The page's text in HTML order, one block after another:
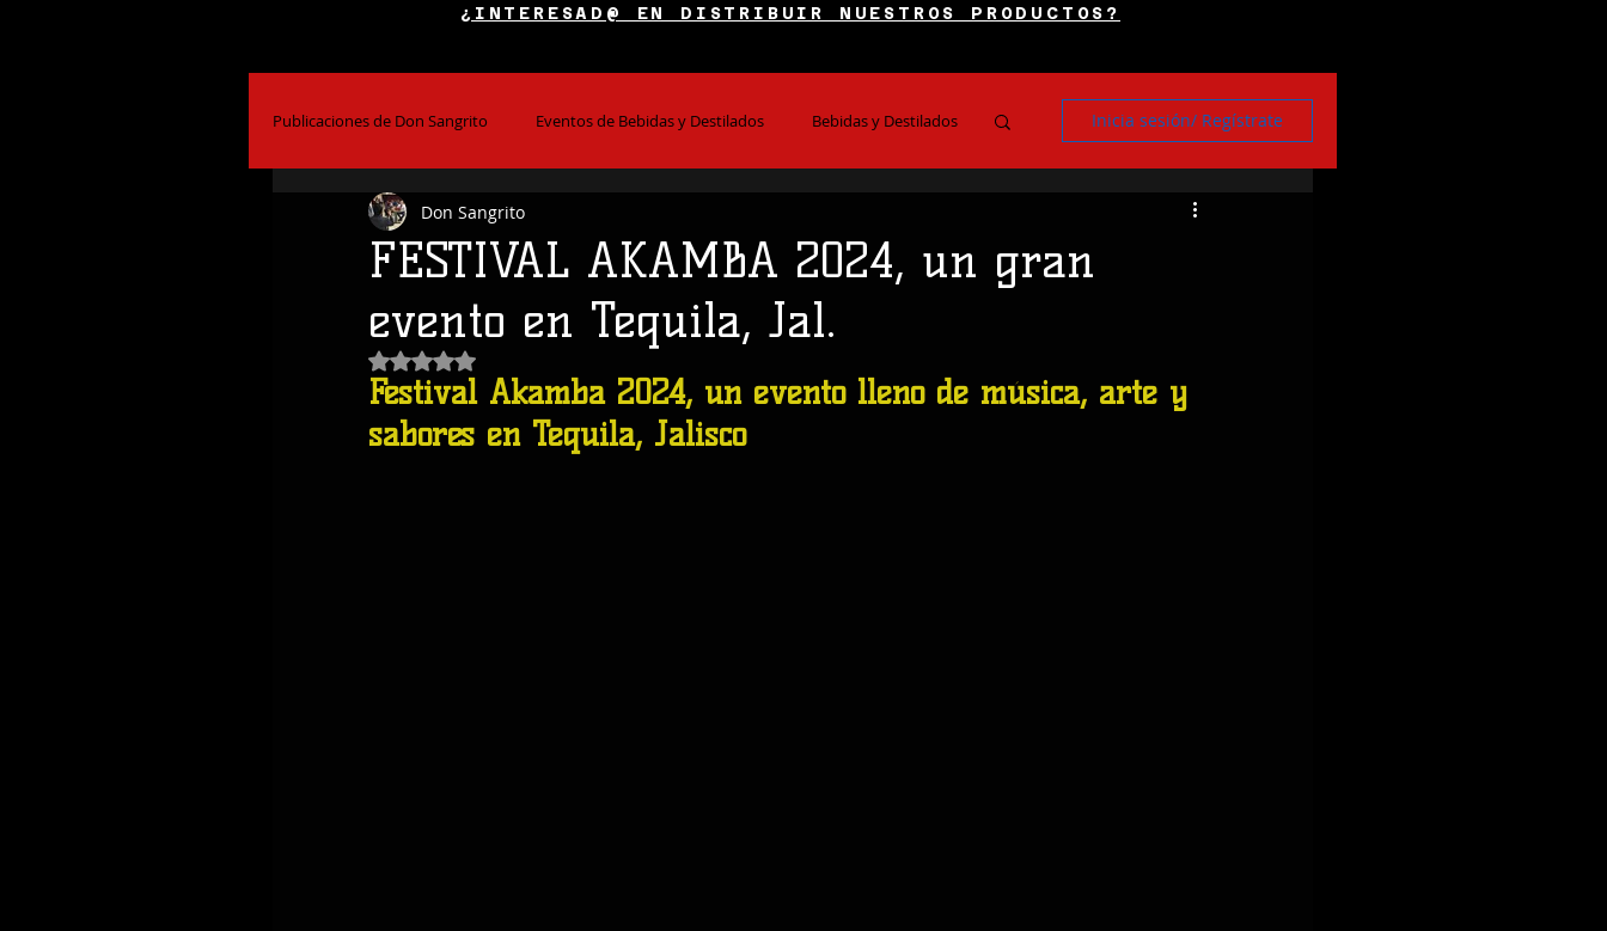
¿INTERESAD@ EN DISTRIBUIR NUESTROS PRODUCTOS?
Publicaciones de Don Sangrito Eventos de Bebidas y Destilados Bebidas y Destilados
El Alcohol y la Salud Bares y Restaurantes
Coctelería
Inicia sesión/ Regístrate
FESTIVAL AKAMBA 2024, un gran
evento en Tequila, Jal.
Don Sangrito
Obtuvo NaN de 5 estrellas.
Festival Akamba 2024, un evento lleno de música, arte y
sabores en Tequila, Jalisco